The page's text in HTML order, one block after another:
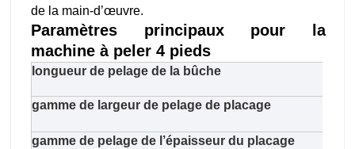
de la main-d’œuvre.
Paramètres principaux pour la
machine à peler 4 pieds
longueur de pelage de la bûche
gamme de largeur de pelage de placage
gamme de pelage de l’épaisseur du placage